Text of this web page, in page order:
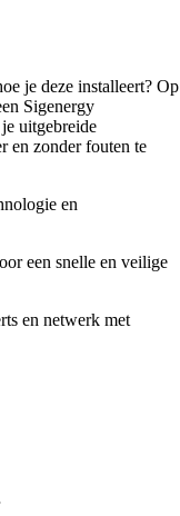
je deze installeert? Op
Sigenergy
uitgebreide
en zonder fouten te
en
een snelle en veilige
en netwerk met